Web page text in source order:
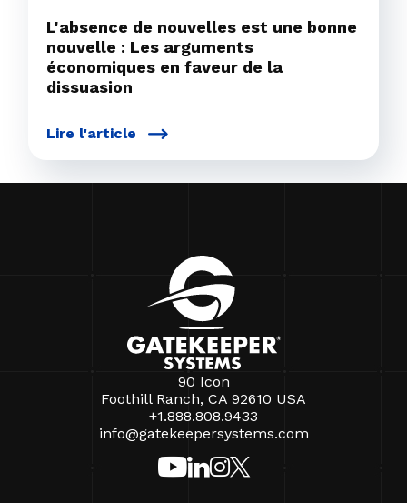
L'absence de nouvelles est une bonne
nouvelle : Les arguments
économiques en faveur de la
dissuasion
Lire l'article
90 Icon
Foothill Ranch, CA 92610 USA
+1.888.808.9433
info@gatekeepersystems.com